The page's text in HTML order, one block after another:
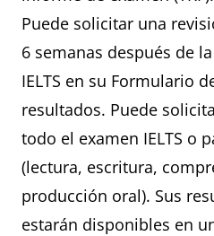
Puede solicitar una
6 semanas después de
IELTS en su Formulario
resultados. Puede
todo el examen IELTS o
(lectura, escritura,
producción oral). Sus
estarán disponibles en